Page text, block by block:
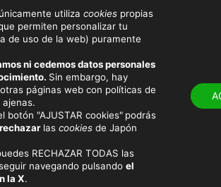
LUGARES
Destinos principales
para Abeno
utiliza cookies propias
permiten personalizar tu
de uso de la web) puramente
ni cedemos datos personales
Sin embargo, hay
páginas web con políticas de
ajenas.
botón "AJUSTAR cookies" podrás
las cookies de Japón
RECHAZAR TODAS las
navegando pulsando el
la X.